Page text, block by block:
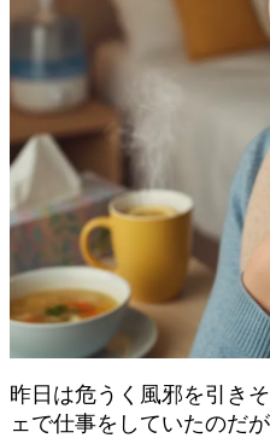
昨日は危うく風邪を引き
ェで仕事をしていたのだ